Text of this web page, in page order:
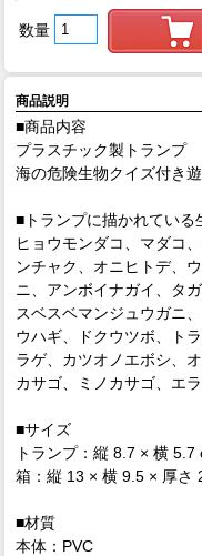
数量
商品説明
■商品内容
プラスチック製トランプ
海の危険生物クイズ付き
■トランプに描かれている
ヒョウモンダコ、マダコ
ンチャク、オニヒトデ、
ニ、アンボイナガイ、タ
スベスベマンジュウガニ
ウハギ、ドクウツボ、ト
ラゲ、カツオノエボシ、
カサゴ、ミノカサゴ、エ
■サイズ
トランプ：縦 8.7 × 横 5.7
箱：縦 13 × 横 9.5 × 厚さ
■材質
本体：PVC